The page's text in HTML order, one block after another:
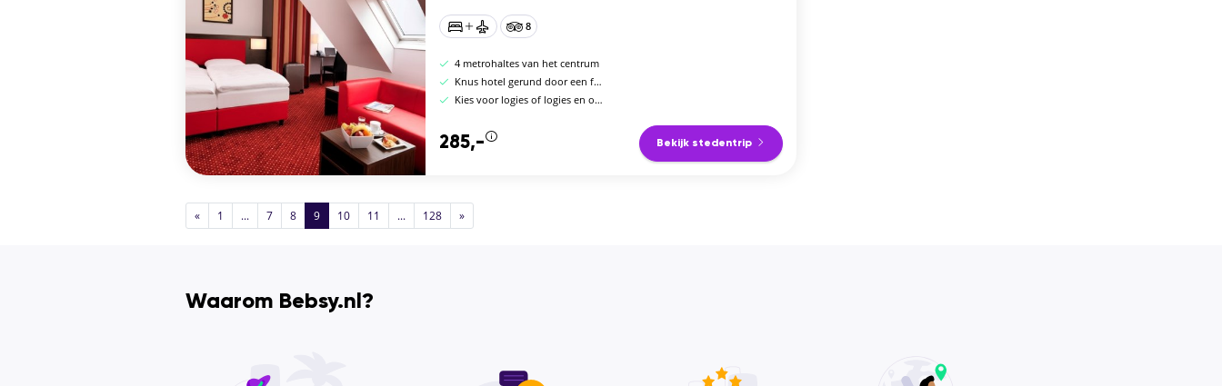
8
4 metrohaltes van het centrum
Knus hotel gerund door een familie
Kies voor logies of logies en ontbijt
285,- Bekijk stedentrip
« 1 ... 7 8 9 10 11 ... 128 »
Waarom Bebsy.nl?